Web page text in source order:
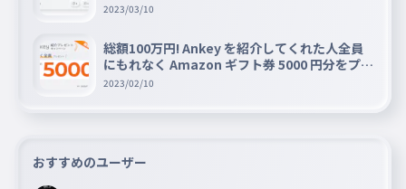
2023/03/10
総額100万円! Ankey を紹介してくれた人全員
にもれなく Amazon ギフト券 5000 円分をプレ
ゼントキャンペーン!!
2023/02/10
おすすめのユーザー